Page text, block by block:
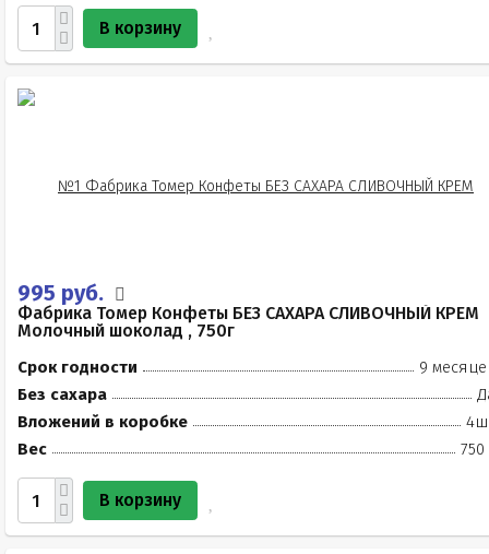
В корзину
995 руб.
Фабрика Томер Конфеты БЕЗ САХАРА СЛИВОЧНЫЙ КРЕМ
Молочный шоколад , 750г
Срок годности
9
Без сахара
Вложений в коробке
Вес
750
В корзину